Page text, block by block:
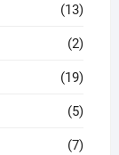
(13)
(2)
(19)
(5)
(7)